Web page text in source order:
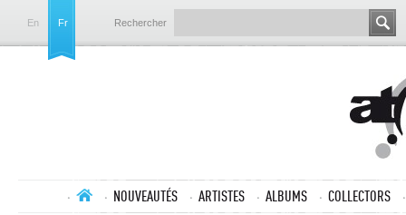
En Fr Rechercher
NOUVEAUTÉS ARTISTES ALBUMS COLLECTORS